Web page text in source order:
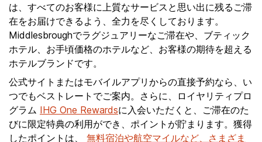
は、すべてのお客様に上質なサービスと思い出に残るご滞
在をお届けできるよう、全力を尽くしております。
Middlesbroughでラグジュアリーなご滞在や、ブティック
ホテル、お手頃価格のホテルなど、お客様の期待を超える
ホテルブランドです。
公式サイトまたはモバイルアプリからの直接予約なら、い
つでもベストレートでご案内。さらに、ロイヤリティプロ
グラム IHG One Rewardsに入会いただくと、ご滞在のた
びに限定特典の利用ができ、ポイントが貯まります。獲得
したポイントは、 無料宿泊や航空マイルなど、さまざま